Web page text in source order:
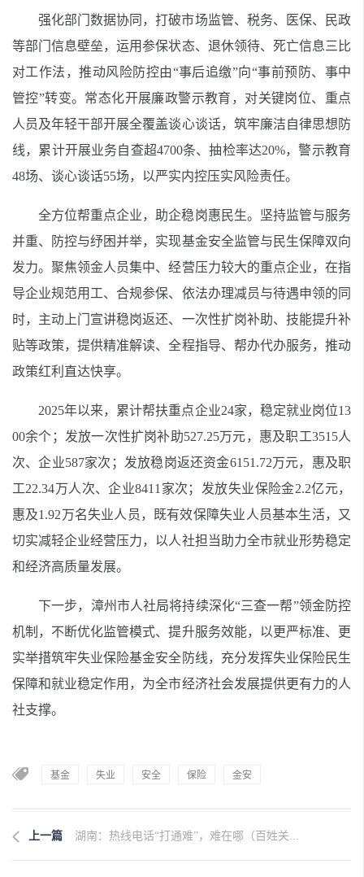
强化部门数据协同，打破市场监管、税务、医保、民政
等部门信息壁垒，运用参保状态、退休领待、死亡信息三比
对工作法，推动风险防控由“事后追缴”向“事前预防、事中
管控”转变。常态化开展廉政警示教育，对关键岗位、重点
人员及年轻干部开展全覆盖谈心谈话，筑牢廉洁自律思想防
线，累计开展业务自查超4700条、抽检率达20%，警示教育
48场、谈心谈话55场，以严实内控压实风险责任。
全方位帮重点企业，助企稳岗惠民生。坚持监管与服务
并重、防控与纾困并举，实现基金安全监管与民生保障双向
发力。聚焦领金人员集中、经营压力较大的重点企业，在指
导企业规范用工、合规参保、依法办理减员与待遇申领的同
时，主动上门宣讲稳岗返还、一次性扩岗补助、技能提升补
贴等政策，提供精准解读、全程指导、帮办代办服务，推动
政策红利直达快享。
2025年以来，累计帮扶重点企业24家，稳定就业岗位13
00余个；发放一次性扩岗补助527.25万元，惠及职工3515人
次、企业587家次；发放稳岗返还资金6151.72万元，惠及职
工22.34万人次、企业8411家次；发放失业保险金2.2亿元，
惠及1.92万名失业人员，既有效保障失业人员基本生活，又
切实减轻企业经营压力，以人社担当助力全市就业形势稳定
和经济高质量发展。
下一步，漳州市人社局将持续深化“三查一帮”领金防控
机制，不断优化监管模式、提升服务效能，以更严标准、更
实举措筑牢失业保险基金安全防线，充分发挥失业保险民生
保障和就业稳定作用，为全市经济社会发展提供更有力的人
社支撑。
基金 失业 安全 保险 金安
上一篇 湖南：热线电话“打通难”，难在哪（百姓关...